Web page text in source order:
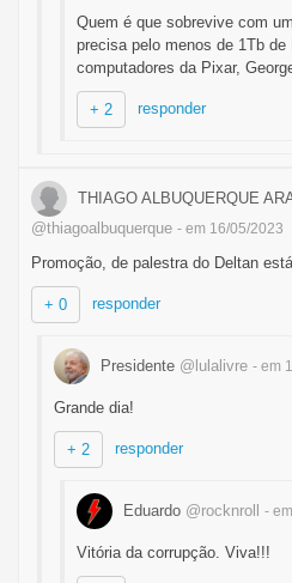
Quem é que sobrevive com
precisa pelo menos de 1Tb de
computadores da Pixar,
+ 2 responder
THIAGO ALBUQUERQUE
@thiagoalbuquerque - em 16/05/2023
Promoção, de palestra do Deltan
+ 0 responder
Presidente @lulalivre - em
Grande dia!
+ 2 responder
Eduardo @rocknroll -
Vitória da corrupção. Viva!!!